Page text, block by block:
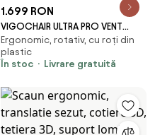
1.699 RON
VIGOCHAIR ULTRA PRO VENT
Scaun ergonomic, suport
lombar cu masaj si incalzire,
sezut cu ventilatie, sezut
verticala, cotiere 6D, suport
picioare, Full Mesh, Gri
Ergonomic, rotativ, cu roți din
plastic
În stoc
Livrare gratuită